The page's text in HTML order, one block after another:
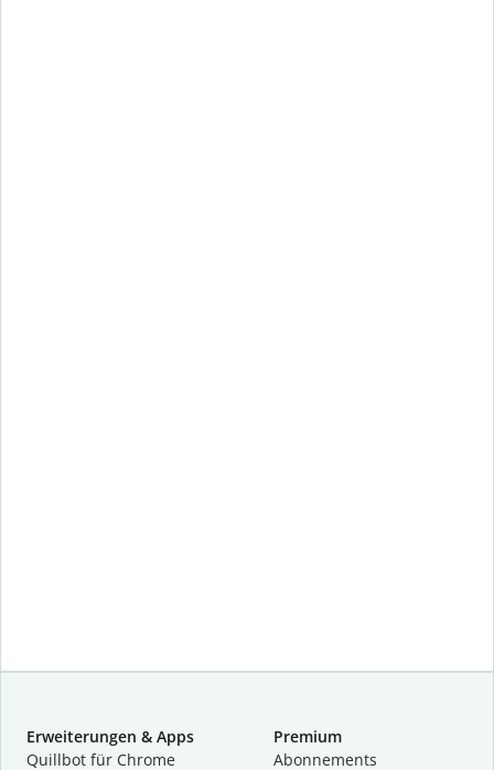
Erweiterungen & Apps
Quillbot für Chrome
Premium
Abon­ne­ments